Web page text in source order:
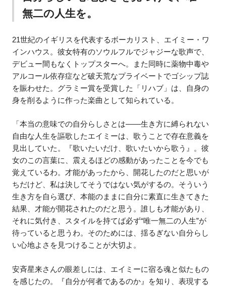
無二の人生を。
21世紀のイギリスを代表するボーカリスト、エイミー・ワ
インハウス。彼女特有のソウルフルでジャジーな歌声で、
デビュー間もなくトップスターへ。また同時に薬物中毒や
アルコール依存症など破天荒なプライベートでゴシップ誌
を賑わせた。グラミー賞を受賞した「リハブ」は、自身の
身を削るように作った楽曲として知られている。
「本当の意味での自分らしさとは――生き方に縛られない
自由な人生を謳歌したエイミーは、歌うことで存在意義を
見出していた。『歌いたいだけ、歌いたいから歌う』。彼
女のこの言葉に、震えるほどの感動があったことを今でも
覚えているわ。才能があったから、開花したのだと思いが
ちだけど、私は決してそうではない気がするの。そういう
生き方を自ら選び、本能のままに自分に素直に生きてきた
結果、才能が開花されたのだと思う。誰しも才能があり、
それに気付き、スタイルを持てば必ず“唯一無二の人生”が
待っていると思うわ。そのためには、揺るぎない自分らし
い心地よさを見つけることが大切よ。
安斉星来さんの眼差しには、エイミーに宿る魂と似たもの
を感じたの。『自分が何者であるのか』を知り、表現する